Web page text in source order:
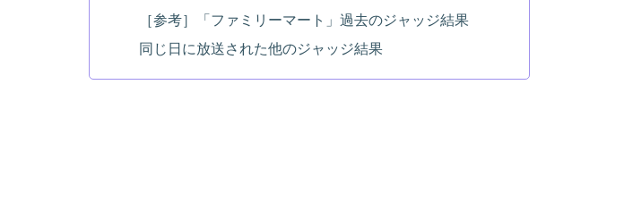
［参考］「ファミリーマート」過去のジャッジ結果
同じ日に放送された他のジャッジ結果